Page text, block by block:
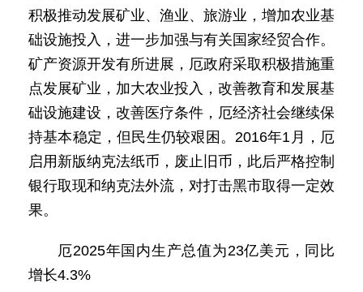
积极推动发展矿业、渔业、旅游业，增加农业基
础设施投入，进一步加强与有关国家经贸合作。
矿产资源开发有所进展，厄政府采取积极措施重
点发展矿业，加大农业投入，改善教育和发展基
础设施建设，改善医疗条件，厄经济社会继续保
持基本稳定，但民生仍较艰困。2016年1月，厄
启用新版纳克法纸币，废止旧币，此后严格控制
银行取现和纳克法外流，对打击黑市取得一定效
果。
厄2025年国内生产总值为23亿美元，同比
增长4.3%